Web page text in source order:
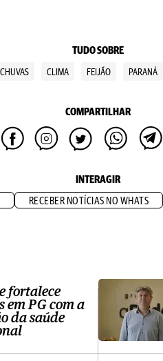
TUDO SOBRE
CHUVAS CLIMA FEIJÃO PARANÁ
COMPARTILHAR
INTERAGIR
RECEBER NOTÍCIAS NO WHATS
fortalece
em PG com a
da saúde